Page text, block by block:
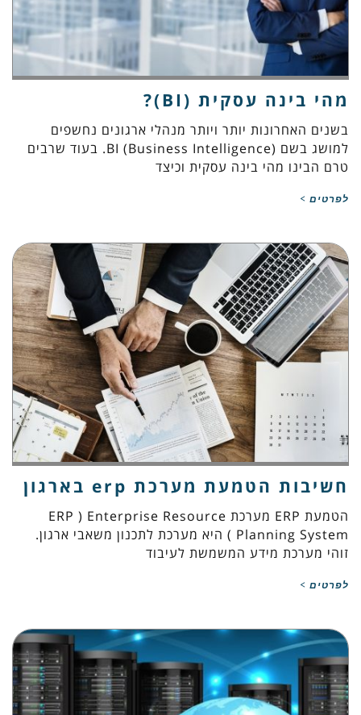
מהי בינה עסקית (BI)?
בשנים האחרונות יותר ויותר מנהלי ארגונים נחשפים
למושג בשם (BI (Business Intelligence. בעוד שרבים
טרם הבינו מהי בינה עסקית וכיצד
לפרטים >
חשיבות הטמעת מערכת erp בארגון
הטמעת ERP מערכת ERP ) Enterprise Resource
Planning System ) היא מערכת לתכנון משאבי ארגון.
זוהי מערכת מידע המשמשת לעיבוד
לפרטים >